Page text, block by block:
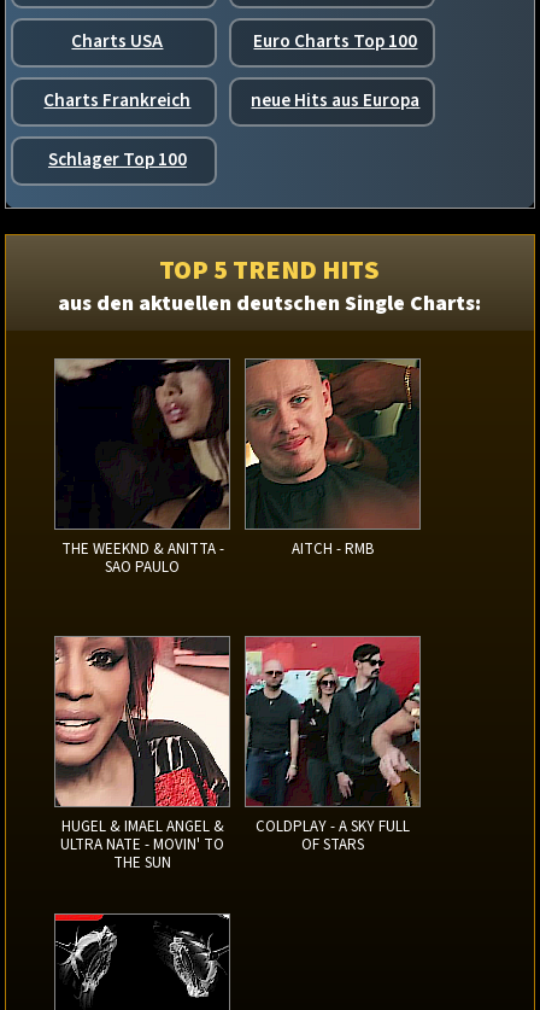
Charts USA Euro Charts Top 100
Charts Frankreich neue Hits aus Europa
Schlager Top 100
TOP 5 TREND HITS
aus den aktuellen deutschen Single Charts:
THE WEEKND & ANITTA -
SAO PAULO
AITCH - RMB
HUGEL & IMAEL ANGEL &
ULTRA NATE - MOVIN' TO
THE SUN
COLDPLAY - A SKY FULL
OF STARS